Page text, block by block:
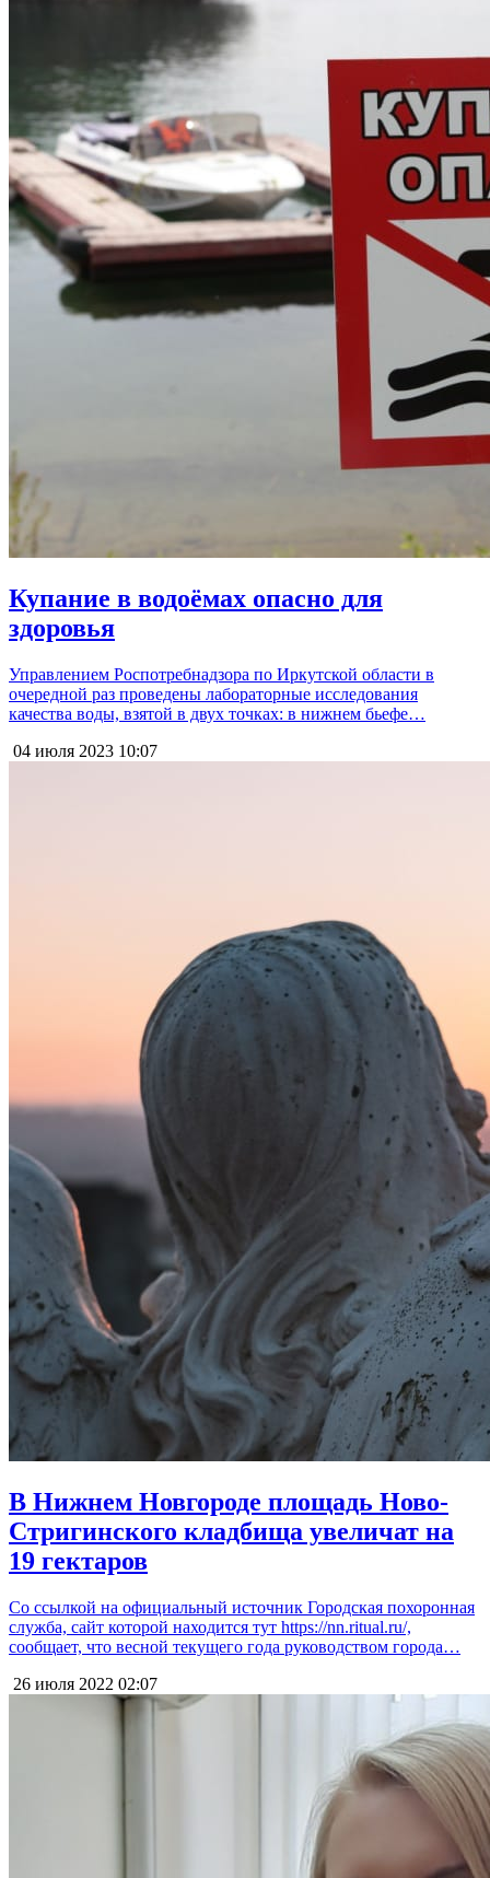
Купание в водоёмах опасно для
здоровья
Управлением Роспотребнадзора по Иркутской области в
очередной раз проведены лабораторные исследования
качества воды, взятой в двух точках: в нижнем бьефе…
04 июля 2023 10:07
В Нижнем Новгороде площадь Ново-
Стригинского кладбища увеличат на
19 гектаров
Со ссылкой на официальный источник Городская похоронная
служба, сайт которой находится тут https://nn.ritual.ru/,
сообщает, что весной текущего года руководством города…
26 июля 2022 02:07